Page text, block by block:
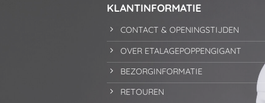
KLANTINFORMATIE
CONTACT & OPENINGSTIJDEN
OVER ETALAGEPOPPENGIGANT
BEZORGINFORMATIE
RETOUREN